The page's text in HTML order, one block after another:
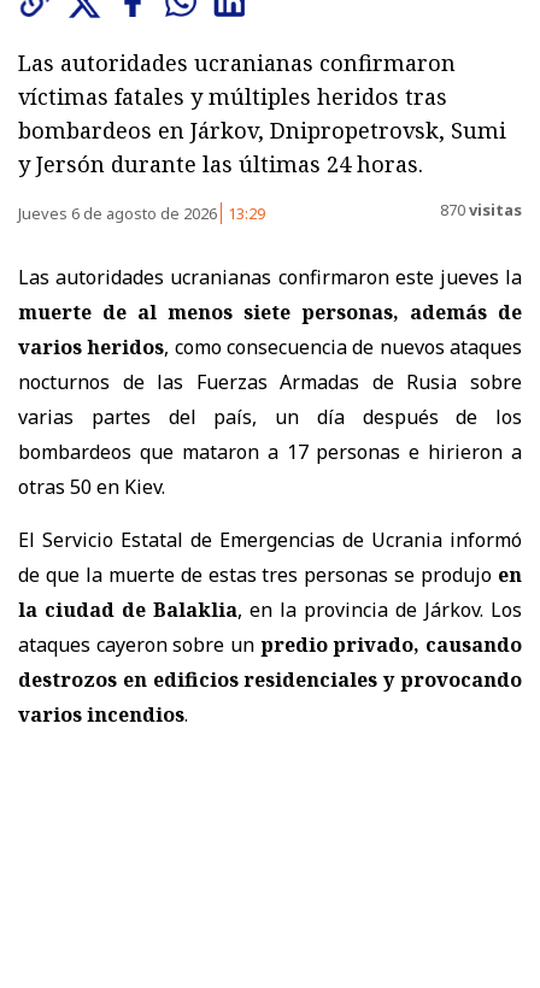
Las autoridades ucranianas confirmaron
víctimas fatales y múltiples heridos tras
bombardeos en Járkov, Dnipropetrovsk, Sumi
y Jersón durante las últimas 24 horas.
Jueves 6 de agosto de 2026 13:29 870visitas
Las autoridades ucranianas confirmaron este jueves la
muerte de al menos siete personas, además de
varios heridos, como consecuencia de nuevos ataques
nocturnos de las Fuerzas Armadas de Rusia sobre
varias partes del país, un día después de los
bombardeos que mataron a 17 personas e hirieron a
otras 50 en Kiev.
El Servicio Estatal de Emergencias de Ucrania informó
de que la muerte de estas tres personas se produjo en
la ciudad de Balaklia, en la provincia de Járkov. Los
ataques cayeron sobre un predio privado, causando
destrozos en edificios residenciales y provocando
varios incendios.